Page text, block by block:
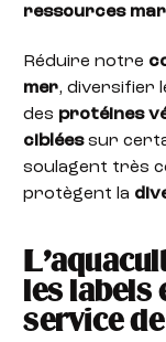
ressources
Réduire notre
mer, diversifier
des protéines
cibléessur
soulagent très
protègent la
les labels
service